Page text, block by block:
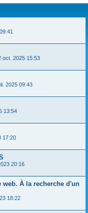
c
oct. 2025 15:53
2025 09:43
13:54
17:20
20:16
À la recherche d'un
18:22